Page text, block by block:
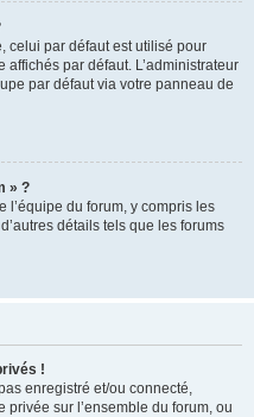
celui par défaut est utilisé pour
par défaut. L’administrateur
par défaut via votre panneau de
» ?
l’équipe du forum, y compris les
détails tels que les forums
!
enregistré et/ou connecté,
privée sur l’ensemble du forum, ou